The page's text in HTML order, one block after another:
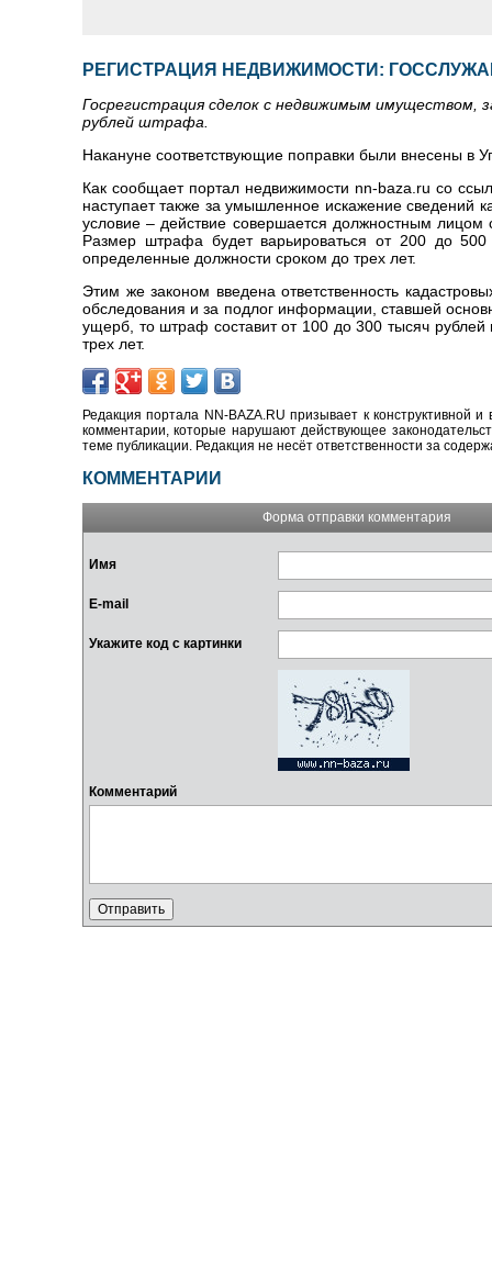
РЕГИСТРАЦИЯ НЕДВИЖИМОСТИ:
Госрегистрация сделок с недвижимым имуществом,
рублей штрафа.
Накануне соответствующие поправки были внесены в
Как сообщает портал недвижимости nn-baza.ru со
наступает также за умышленное искажение сведений
условие – действие совершается должностным лицом
Размер штрафа будет варьироваться от 200 до
определенные должности сроком до трех лет.
Этим же законом введена ответственность
обследования и за подлог информации, ставшей
ущерб, то штраф составит от 100 до 300 тысяч
трех лет.
Редакция портала NN-BAZA.RU призывает к конструктивной
комментарии, которые нарушают действующее
теме публикации. Редакция не несёт ответственности за
КОММЕНТАРИИ
Форма отправки комментария
Имя
E-mail
Укажите код с картинки
Комментарий